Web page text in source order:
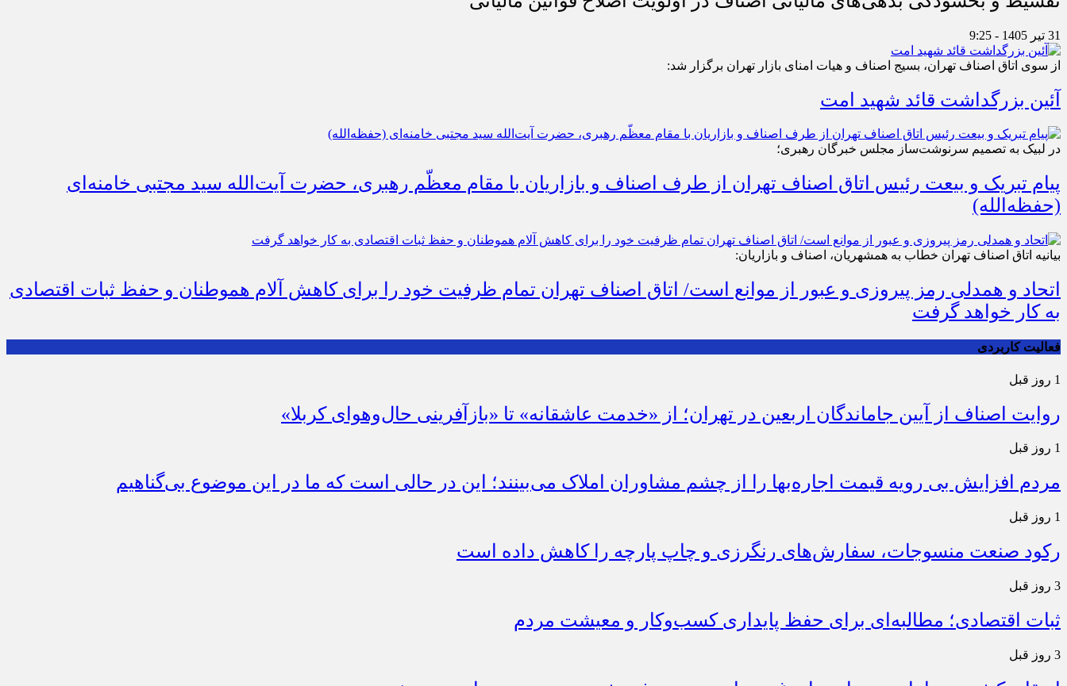
31 تیر 1405 - 9:25
از سوی اتاق اصناف تهران، بسیج اصناف و هیات امنای بازار تهران برگزار شد:
آئین بزرگداشت قائد شهید امت
در لبیک به تصمیم سرنوشت‌ساز مجلس خبرگان رهبری؛
پیام تبریک و بیعت رئیس اتاق اصناف تهران از طرف اصناف و بازاریان با مقام معظّم رهبری، حضرت آیت‌الله سید مجتبی خامنه‌ای
(حفظه‌الله)
بیانیه اتاق اصناف تهران خطاب به همشهریان، اصناف و بازاریان:
اتحاد و همدلی رمز پیروزی و عبور از موانع است/ اتاق اصناف تهران تمام ظرفیت خود را برای کاهش آلام هموطنان و حفظ ثبات اقتصادی
به کار خواهد گرفت
فعالیت کاربردی
1 روز قبل
روایت اصناف از آیین جاماندگان اربعین در تهران؛ از «خدمت عاشقانه» تا «بازآفرینی حال‌وهوای کربلا»
1 روز قبل
مردم افزایش بی رویه قیمت اجاره‌بها را از چشم مشاوران املاک می‌بینند؛ این در حالی است که ما در این موضوع بی‌گناهیم
1 روز قبل
رکود صنعت منسوجات، سفارش‌های رنگرزی و چاپ پارچه را کاهش داده است
3 روز قبل
ثبات اقتصادی؛ مطالبه‌ای برای حفظ پایداری کسب‌وکار و معیشت مردم
3 روز قبل